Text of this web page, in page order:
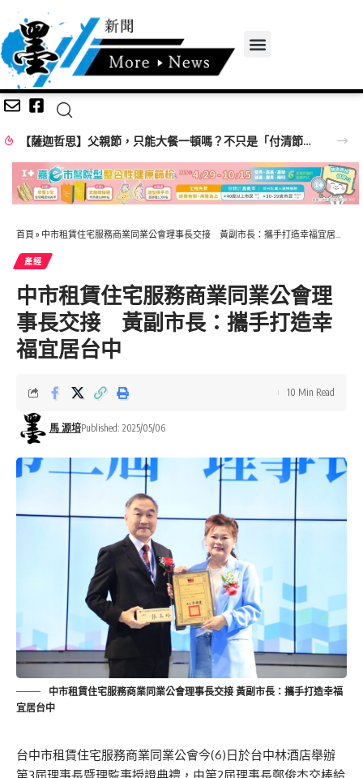
宜蘭3歲童疑遭母親男友施暴 生母反控前夫多次家暴
首頁 » 中市租賃住宅服務商業同業公會理事長交接 黃副市長：攜手打造幸福宜居台中
產經
中市租賃住宅服務商業同業公會理
事長交接 黃副市長：攜手打造幸
福宜居台中
馬 源培Published: 2025/05/06
10 Min Read
中市租賃住宅服務商業同業公會理事長交接 黃副市長：攜手打造幸福
宜居台中
台中市租賃住宅服務商業同業公會今(6)日於台中林酒店舉辦